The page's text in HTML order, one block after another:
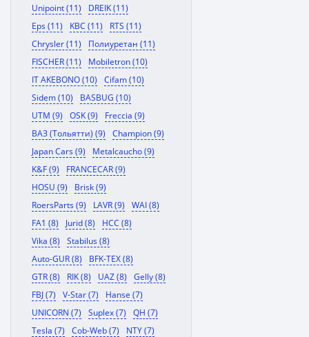
Unipoint (11)
DREIK (11)
Eps (11)
KBC (11)
RTS (11)
Chrysler (11)
Полиуретан (11)
FISCHER (11)
Mobiletron (10)
IT AKEBONO (10)
Cifam (10)
Sidem (10)
BASBUG (10)
UTM (9)
OSK (9)
Freccia (9)
ВАЗ (Тольятти) (9)
Champion (9)
Japan Cars (9)
Metalcaucho (9)
K&F (9)
FRANCECAR (9)
HOSU (9)
Brisk (9)
RoersParts (9)
LAVR (9)
WAI (8)
FA1 (8)
Jurid (8)
HCC (8)
Vika (8)
Stabilus (8)
Auto-GUR (8)
BFK-TEX (8)
GTR (8)
RIK (8) UAZ (8)
Gelly (8)
FBJ (7)
V-Star (7)
Hanse (7)
UNICORN (7)
Suplex (7)
QH (7)
Tesla (7)
Cob-Web (7)
NTY (7)